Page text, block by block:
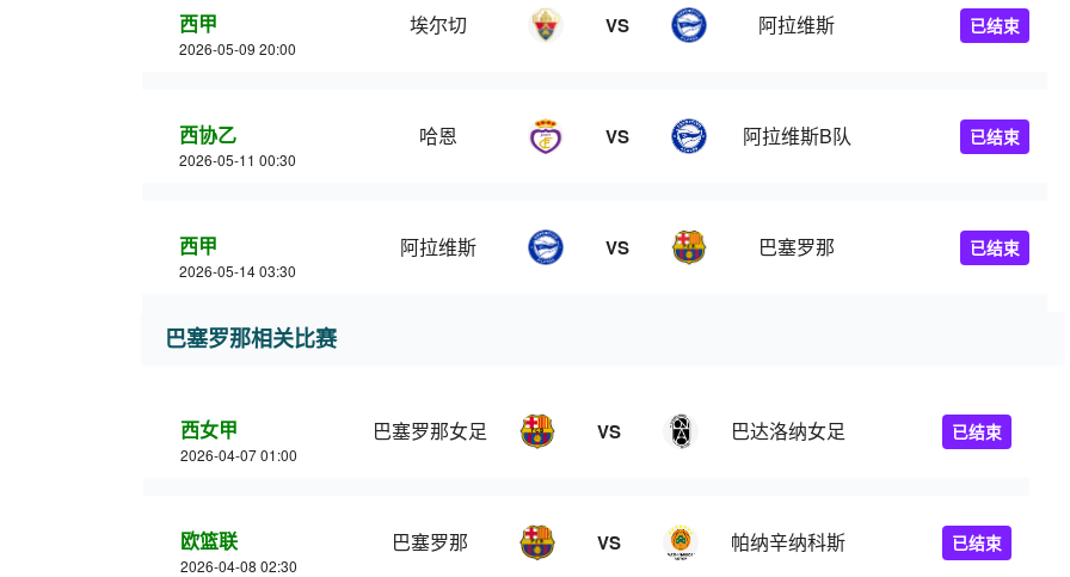
西甲
2026-05-09 20:00
埃尔切 VS 阿拉维斯 已结束
西协乙
2026-05-11 00:30
哈恩 VS 阿拉维斯B队 已结束
西甲
2026-05-14 03:30
阿拉维斯 VS 巴塞罗那 已结束
巴塞罗那相关比赛
西女甲
2026-04-07 01:00
巴塞罗那女足 VS 巴达洛纳女足 已结束
欧篮联
2026-04-08 02:30
巴塞罗那 VS 帕纳辛纳科斯 已结束